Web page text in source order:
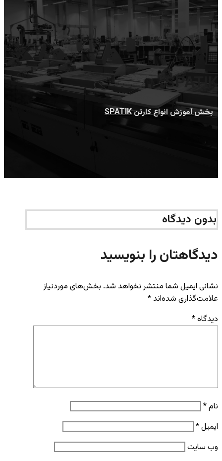
SPATIK
بخش آموزش انواع کارتنSPATIK
بدون دیدگاه
دیدگاهتان را بنویسید
نشانی ایمیل شما منتشر نخواهد شد. بخش‌های موردنیاز
علامت‌گذاری شده‌اند *
دیدگاه*
نام*
ایمیل*
وب‌ سایت